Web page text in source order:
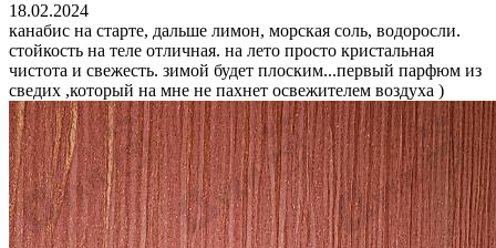
18.02.2024
канабис на старте, дальше лимон, морская соль, водоросли.
стойкость на теле отличная. на лето просто кристальная
чистота и свежесть. зимой будет плоским...первый парфюм из
сведих ,который на мне не пахнет освежителем воздуха )